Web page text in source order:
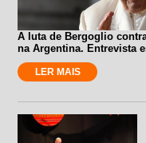
A luta de Bergoglio
na Argentina. Entrevista
LER MAIS